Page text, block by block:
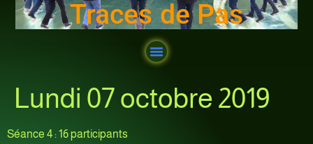
Traces de Pas
Lundi 07 octobre 2019
Séance 4 : 16 participants